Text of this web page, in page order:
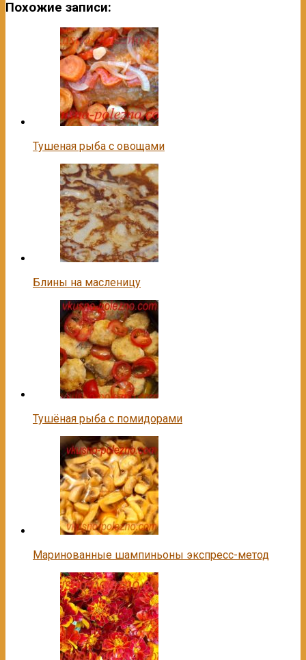
Похожие записи:
Тушеная рыба с овощами
Блины на масленицу
Тушёная рыба с помидорами
Маринованные шампиньоны экспресс-метод